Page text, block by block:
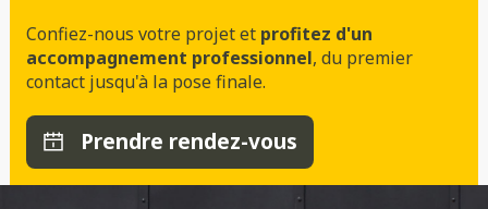
Confiez-nous votre projet et profitez d'un
accompagnement professionnel, du premier
contact jusqu'à la pose finale.
Prendre rendez-vous